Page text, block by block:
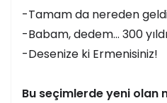
-Tamam da nereden
-Babam, dedem… 300
-Desenize ki Ermenisiniz!
Bu seçimlerde yeni olan